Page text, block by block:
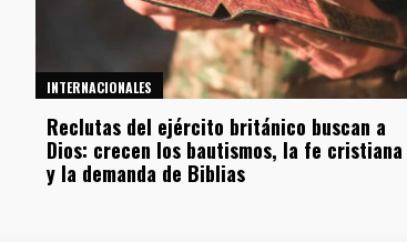
INTERNACIONALES
Reclutas del ejército británico buscan a
Dios: crecen los bautismos, la fe cristiana
y la demanda de Biblias